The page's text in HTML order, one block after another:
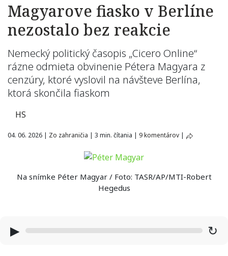
Magyarove fiasko v Berlíne
nezostalo bez reakcie
Nemecký politický časopis „Cicero Online“
rázne odmieta obvinenie Pétera Magyara z
cenzúry, ktoré vyslovil na návšteve Berlína,
ktorá skončila fiaskom
HS
04. 06. 2026 | Zo zahraničia | 3 min. čítania | 9 komentárov |
Na snímke Péter Magyar / Foto: TASR/AP/MTI-Robert
Hegedus
▶ ↻